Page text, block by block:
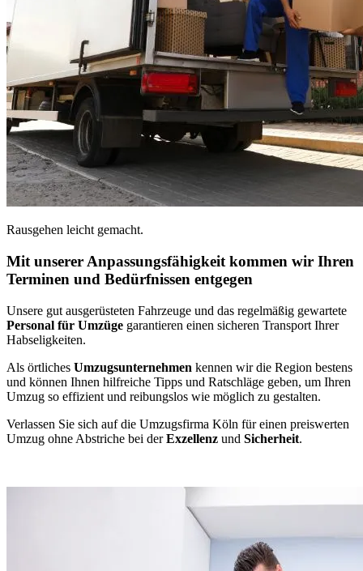
Rausgehen leicht gemacht.
Mit unserer Anpassungsfähigkeit kommen wir Ihren
Terminen und Bedürfnissen entgegen
Unsere gut ausgerüsteten Fahrzeuge und das regelmäßig gewartete
Personal für Umzüge garantieren einen sicheren Transport Ihrer
Habseligkeiten.
Als örtliches Umzugsunternehmen kennen wir die Region bestens
und können Ihnen hilfreiche Tipps und Ratschläge geben, um Ihren
Umzug so effizient und reibungslos wie möglich zu gestalten.
Verlassen Sie sich auf die Umzugsfirma Köln für einen preiswerten
Umzug ohne Abstriche bei derExzellenz und Sicherheit.